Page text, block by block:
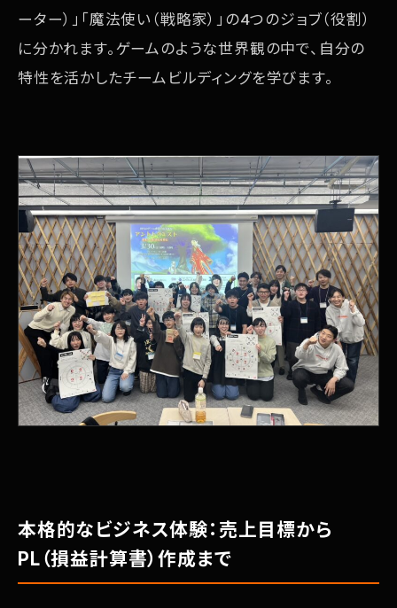
ーター）」「魔法使い（戦略家）」の4つのジョブ（役割）
に分かれます。ゲームのような世界観の中で、自分の
特性を活かしたチームビルディングを学びます。
本格的なビジネス体験：売上目標から
PL（損益計算書）作成まで